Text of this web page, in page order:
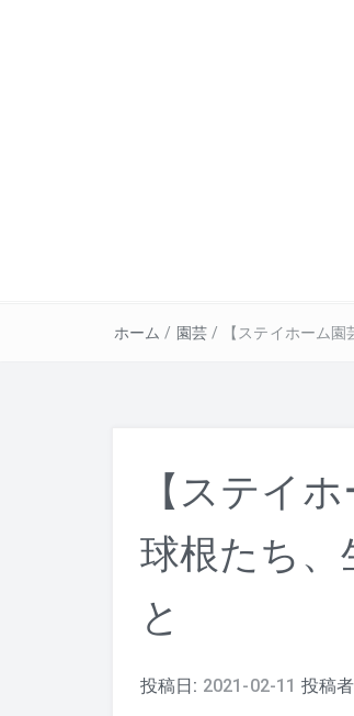
ホーム / 園芸 / 【ステイホーム
【ステイ
球根たち、
と
投稿日: 2021-02-11 投稿